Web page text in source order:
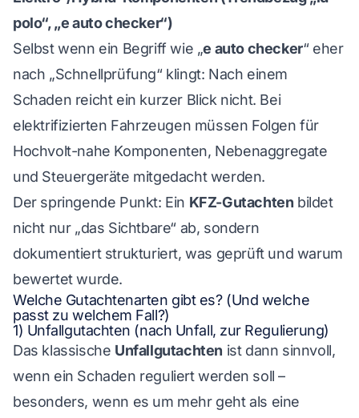
polo“, „e auto checker“)
Selbst wenn ein Begriff wie „e auto checker“ eher
nach „Schnellprüfung“ klingt: Nach einem
Schaden reicht ein kurzer Blick nicht. Bei
elektrifizierten Fahrzeugen müssen Folgen für
Hochvolt-nahe Komponenten, Nebenaggregate
und Steuergeräte mitgedacht werden.
Der springende Punkt: Ein KFZ-Gutachten bildet
nicht nur „das Sichtbare“ ab, sondern
dokumentiert strukturiert, was geprüft und warum
bewertet wurde.
Welche Gutachtenarten gibt es? (Und welche
passt zu welchem Fall?)
1) Unfallgutachten (nach Unfall, zur Regulierung)
Das klassische Unfallgutachten ist dann sinnvoll,
wenn ein Schaden reguliert werden soll –
besonders, wenn es um mehr geht als eine